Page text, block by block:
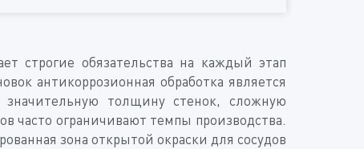
строгие обязательства на каждый этап
антикоррозионная обработка является
толщину стенок, сложную
часто ограничивают темпы производства.
зона открытой окраски для сосудов